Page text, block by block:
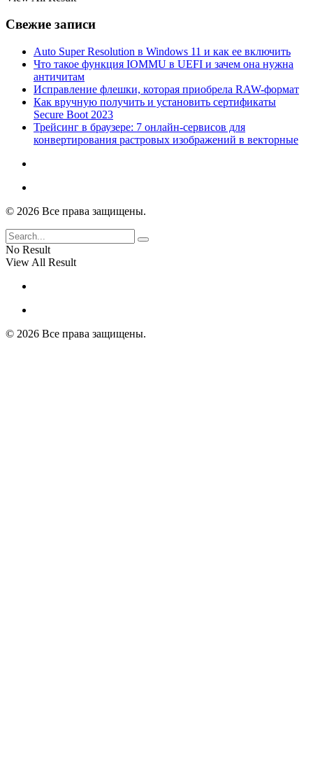
Свежие записи
Auto Super Resolution в Windows 11 и как ее включить
Что такое функция IOMMU в UEFI и зачем она нужна
античитам
Исправление флешки, которая приобрела RAW-формат
Как вручную получить и установить сертификаты
Secure Boot 2023
Трейсинг в браузере: 7 онлайн-сервисов для
конвертирования растровых изображений в векторные
© 2026 Все права защищены.
No Result
View All Result
© 2026 Все права защищены.